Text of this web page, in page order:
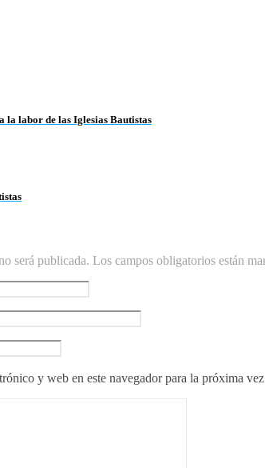
la labor de las Iglesias Bautistas
será publicada. Los campos obligatorios están
y web en este navegador para la próxima